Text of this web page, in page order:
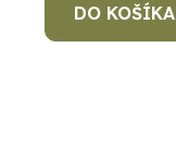
DO KOŠÍKA